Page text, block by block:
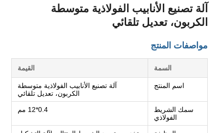
آلة تصنيع الأنابيب الفولاذية متوسطة
الكربون، تعديل تلقائي
مواصفات المنتج
السمة القيمة
اسم المنتج
آلة تصنيع الأنابيب الفولاذية متوسطة
الكربون، تعديل تلقائي
سمك الشريط
الفولاذي
0.4*12 مم